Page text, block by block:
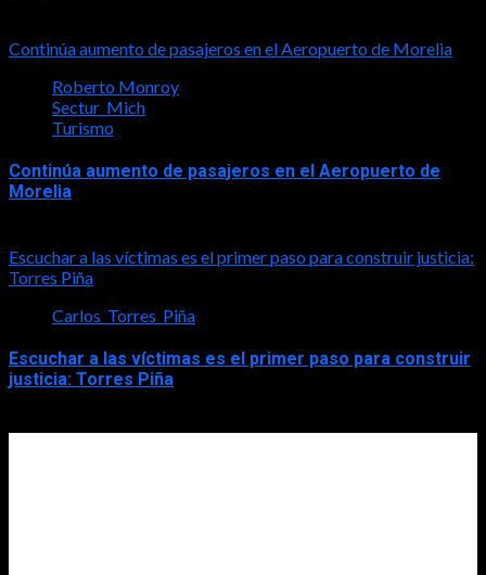
Continúa aumento de pasajeros en el Aeropuerto de Morelia
Roberto Monroy
Sectur_Mich
Turismo
Continúa aumento de pasajeros en el Aeropuerto de
Morelia
Escuchar a las víctimas es el primer paso para construir justicia:
Torres Piña
Carlos_Torres_Piña
Escuchar a las víctimas es el primer paso para construir
justicia: Torres Piña